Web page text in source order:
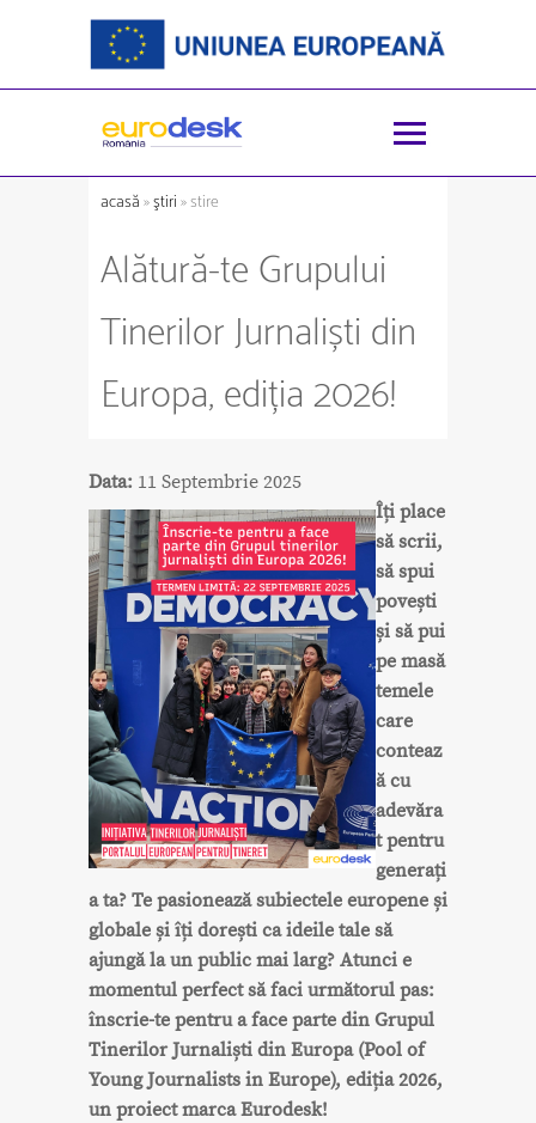
acasă»ştiri» stire
Alătură-te Grupului
Tinerilor Jurnaliști din
Europa, ediția 2026!
Data: 11 Septembrie 2025
Îți place
să scrii,
să spui
povești
și să pui
pe masă
temele
care
conteaz
ă cu
adevăra
t pentru
generați
a ta? Te pasionează subiectele europene și
globale și îți dorești ca ideile tale să
ajungă la un public mai larg? Atunci e
momentul perfect să faci următorul pas:
înscrie-te pentru a face parte din Grupul
Tinerilor Jurnaliști din Europa (Pool of
Young Journalists in Europe), ediția 2026,
un proiect marca Eurodesk!